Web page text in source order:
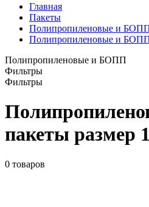
Главная
Пакеты
Полипропиленовые и
Полипропиленовые и БОПП
Полипропиленовые и БОПП
Фильтры
Фильтры
пакеты размер
0 товаров